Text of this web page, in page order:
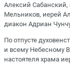
Алексий
Мельников, иерей
диакон Адриан
По отпусте
и всему Небесному
настоятеля храма